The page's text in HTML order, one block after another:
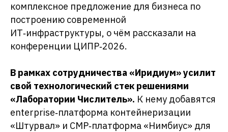
комплексное предложение для бизнеса по
построению современной
ИТ‑инфраструктуры, о чём рассказали на
конференции ЦИПР‑2026.
В рамках сотрудничества «Иридиум» усилит
свой технологический стек решениями
«Лаборатории Числитель». К нему добавятся
enterprise‑платформа контейнеризации
«Штурвал» и CMP‑платформа «Нимбиус» для